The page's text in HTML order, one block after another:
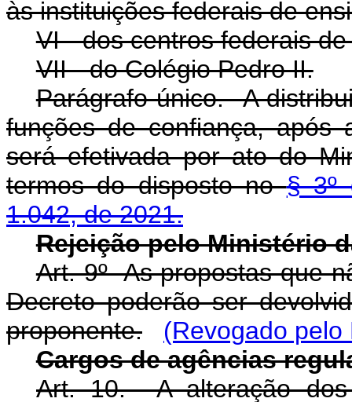
às instituições federais de
VI - dos centros federais
VII - do Colégio Pedro II.
Parágrafo único. A
funções de confiança,
será efetivada por ato do
termos do disposto no§ 3º
1.042, de 2021.
Rejeição pelo Ministério
Art. 9º As propostas que
Decreto poderão ser
proponente.
(Revogado pelo
Cargos de agências
Art. 10. A alteração dos